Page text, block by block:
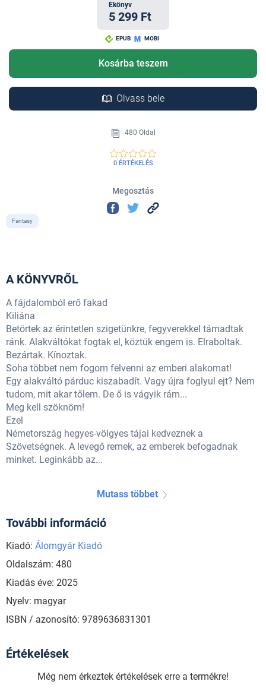
Ekönyv
5 299 Ft
EPUB MOBI
Kosárba teszem
Olvass bele
480 Oldal
0 ÉRTÉKELÉS
Megosztás
Fantasy
A KÖNYVRŐL
A fájdalomból erő fakad
Kiliána
Betörtek az érintetlen szigetünkre, fegyverekkel támadtak
ránk. Alakváltókat fogtak el, köztük engem is. Elraboltak.
Bezártak. Kínoztak.
Soha többet nem fogom felvenni az emberi alakomat!
Egy alakváltó párduc kiszabadít. Vagy újra foglyul ejt? Nem
tudom, mit akar tőlem. De ő is vágyik rám...
Meg kell szöknöm!
Ezel
Németország hegyes-völgyes tájai kedveznek a
Szövetségnek. A levegő remek, az emberek befogadnak
minket. Leginkább az...
Mutass többet
További információ
Kiadó: Álomgyár Kiadó
Oldalszám: 480
Kiadás éve: 2025
Nyelv: magyar
ISBN / azonosító: 9789636831301
Értékelések
Még nem érkeztek értékelések erre a termékre!